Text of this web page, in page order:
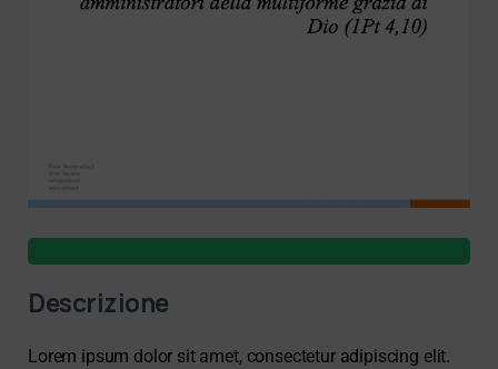
Descrizione
Lorem ipsum dolor sit amet, consectetur adipiscing elit.